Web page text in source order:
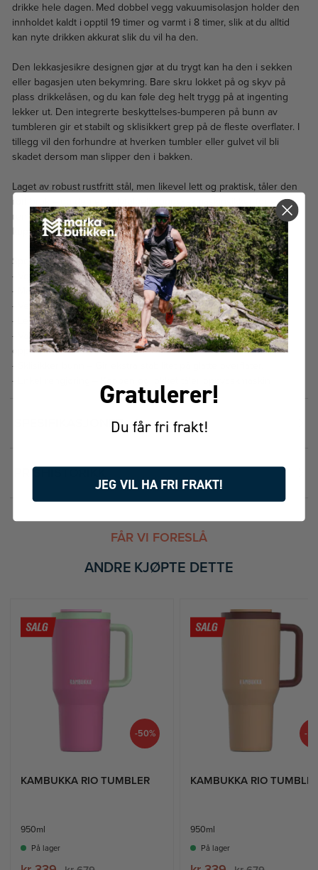
drikke hele dagen. Med dobbel vegg vakuumisolasjon holder den
innholdet kaldt i opptil 19 timer og varmt i 8 timer, slik at du alltid
kan nyte drikken akkurat slik du vil ha den.
Den lekkasjesikre designen gjør at du trygt kan ha den i sekken
eller bagasjen uten bekymring. Bare skru lokket på og skyv på
plass drikkelåsen, og du kan føle deg helt trygg på at ingenting
lekker ut. Den integrerte beskyttelses-bumperen på bunn av
tumbleren gir et stabilt og sklisikkert grep på de fleste overflater. I
tillegg vil den forhundre at hverken tumbler eller gulvet vil bli
skadet dersom man slipper den i bakken.
Laget av robust rustfritt stål, men likevel lett og praktisk, tåler den
røff bruk – og den er selvfølgelig oppvaskmaskinsikker for enkel
rengjøring. Og med en slank utforming som passer i de fleste
koppholdere, er den perfekt for både bil og kontor.
Spesifikasjoner:
- Volum: 0,9L
- Materiale: Rustfritt stål
- Vekt: 474 gram
- Lekkasjesikkert lokk – Unngå søl, uansett situasjon
- Vakuumisolert – Holder drikken varm i opptil 8 timer og kald i
opptil 19 timer.
- Sklisikker bunn – Gir ekstra stabilitet på glatte overflater.
- Enkel rengjøring – Koppen og lokket tåler oppvaskmaskin
SPESIFIKASJONER 1
PRISHISTORIKK
FÅR VI FORESLÅ
ANDRE KJØPTE DETTE
-50%
KAMBUKKA RIO TUMBLER
950ml
På lager
-
KAMBUKKA RIO
950ml
På lager
Gratulerer!
Du får fri frakt!
JEG VIL HA FRI FRAKT!